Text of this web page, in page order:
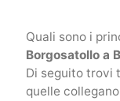
Quali sono i
Borgosatollo a
Di seguito trovi
quelle